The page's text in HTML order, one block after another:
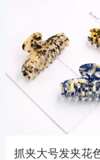
抓夹大号发夹花